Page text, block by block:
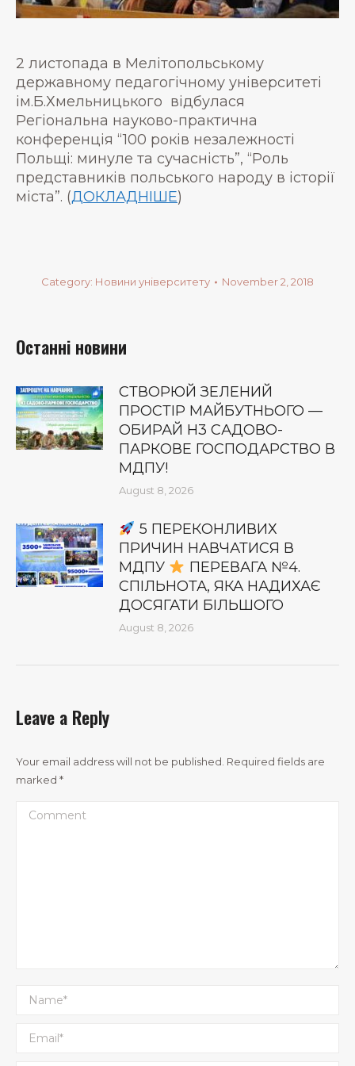
2 листопада в Мелітопольському
державному педагогічному університеті
ім.Б.Хмельницького відбулася
Регіональна науково-практична
конференція “100 років незалежності
Польщі: минуле та сучасність”, “Роль
представників польського народу в історії
міста”. (ДОКЛАДНІШЕ)
Category: Новини університету November 2, 2018
Останні новини
СТВОРЮЙ ЗЕЛЕНИЙ
ПРОСТІР МАЙБУТНЬОГО —
ОБИРАЙ Н3 САДОВО-
ПАРКОВЕ ГОСПОДАРСТВО В
МДПУ!
August 8, 2026
5 ПЕРЕКОНЛИВИХ
ПРИЧИН НАВЧАТИСЯ В
МДПУ
ПЕРЕВАГА №4.
СПІЛЬНОТА, ЯКА НАДИХАЄ
ДОСЯГАТИ БІЛЬШОГО
August 8, 2026
Leave a Reply
Your email address will not be published. Required fields are
marked *
Comment
Name *
Email *